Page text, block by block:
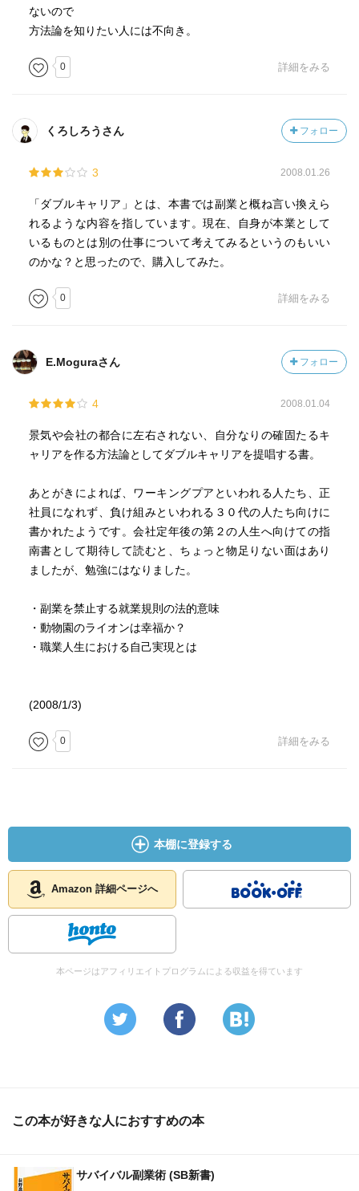
ないので
方法論を知りたい人には不向き。
0 詳細をみる
くろしろうさん フォロー
3 2008.01.26
「ダブルキャリア」とは、本書では副業と概ね言い換えら
れるような内容を指しています。現在、自身が本業として
いるものとは別の仕事について考えてみるというのもいい
のかな？と思ったので、購入してみた。
0 詳細をみる
E.Moguraさん フォロー
4 2008.01.04
景気や会社の都合に左右されない、自分なりの確固たるキ
ャリアを作る方法論としてダブルキャリアを提唱する書。
あとがきによれば、ワーキングプアといわれる人たち、正
社員になれず、負け組みといわれる３０代の人たち向けに
書かれたようです。会社定年後の第２の人生へ向けての指
南書として期待して読むと、ちょっと物足りない面はあり
ましたが、勉強にはなりました。
・副業を禁止する就業規則の法的意味
・動物園のライオンは幸福か？
・職業人生における自己実現とは
(2008/1/3)
0 詳細をみる
本棚に登録する
Amazon 詳細ページへ
本ページはアフィリエイトプログラムによる収益を得ています
この本が好きな人におすすめの本
サバイバル副業術 (SB新書)